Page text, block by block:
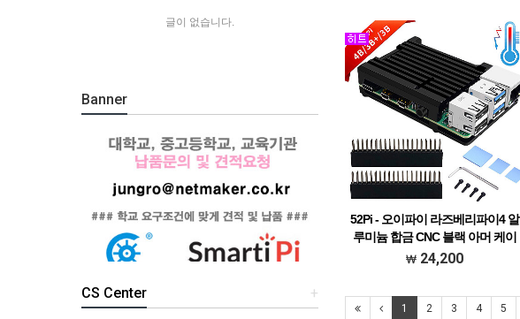
52Pi - 오이파이 라즈베리파이4 알
루미늄 합금 CNC 블랙 아머 케이
스 [C-0027-Black]
24,200
1 2 3 4 5
글이 없습니다.
Banner
+
CS Center